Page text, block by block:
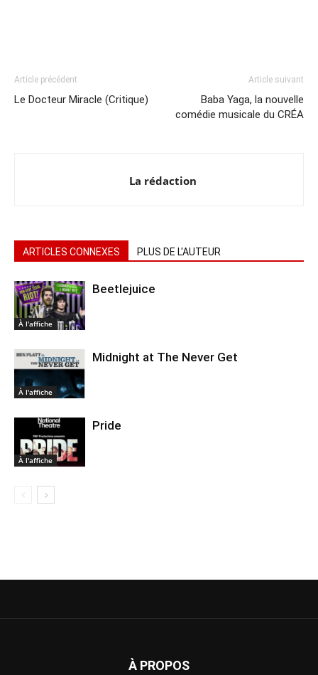
Article précédent
Le Docteur Miracle (Critique)
Article suivant
Baba Yaga, la nouvelle
comédie musicale du CRÉA
La rédaction
ARTICLES CONNEXES PLUS DE L'AUTEUR
À l'affiche
Beetlejuice
À l'affiche
Midnight at The Never Get
À l'affiche
Pride
À PROPOS